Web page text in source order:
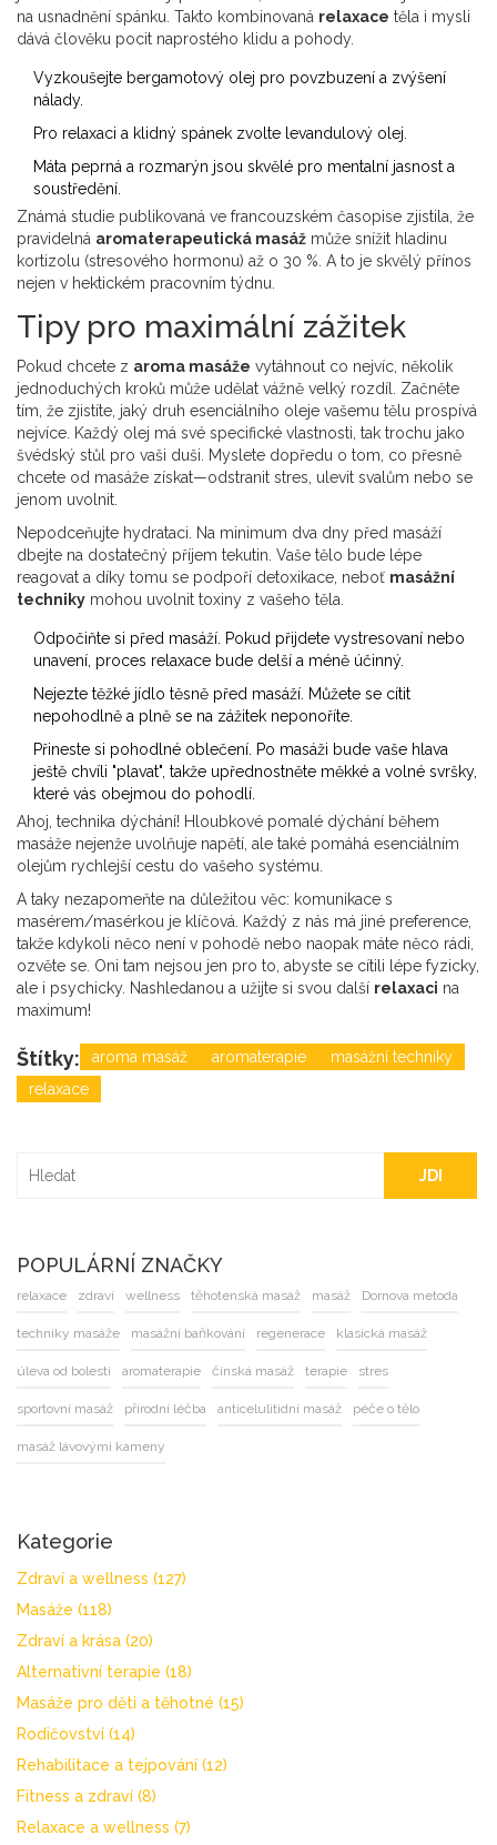
na usnadnění spánku. Takto kombinovaná relaxace těla i mysli
dává člověku pocit naprostého klidu a pohody.
Vyzkoušejte bergamotový olej pro povzbuzení a zvýšení
nálady.
Pro relaxaci a klidný spánek zvolte levandulový olej.
Máta peprná a rozmarýn jsou skvělé pro mentalní jasnost a
soustředění.
Známá studie publikovaná ve francouzském časopise zjistila, že
pravidelná aromaterapeutická masáž může snížit hladinu
kortizolu (stresového hormonu) až o 30 %. A to je skvělý přínos
nejen v hektickém pracovním týdnu.
Tipy pro maximální zážitek
Pokud chcete z aroma masáže vytáhnout co nejvíc, několik
jednoduchých kroků může udělat vážně velký rozdíl. Začněte
tím, že zjistíte, jaký druh esenciálního oleje vašemu tělu prospívá
nejvíce. Každý olej má své specifické vlastnosti, tak trochu jako
švédský stůl pro vaši duši. Myslete dopředu o tom, co přesně
chcete od masáže získat—odstranit stres, ulevit svalům nebo se
jenom uvolnit.
Nepodceňujte hydrataci. Na minimum dva dny před masáží
dbejte na dostatečný příjem tekutin. Vaše tělo bude lépe
reagovat a díky tomu se podpoří detoxikace, neboť masážní
techniky mohou uvolnit toxiny z vašeho těla.
Odpočiňte si před masáží. Pokud přijdete vystresovaní nebo
unavení, proces relaxace bude delší a méně účinný.
Nejezte těžké jídlo těsně před masáží. Můžete se cítit
nepohodlně a plně se na zážitek neponoříte.
Přineste si pohodlné oblečení. Po masáži bude vaše hlava
ještě chvíli "plavat", takže upřednostněte měkké a volné svršky,
které vás obejmou do pohodlí.
Ahoj, technika dýchání! Hloubkové pomalé dýchání během
masáže nejenže uvolňuje napětí, ale také pomáhá esenciálním
olejům rychlejší cestu do vašeho systému.
A taky nezapomeňte na důležitou věc: komunikace s
masérem/masérkou je klíčová. Každý z nás má jiné preference,
takže kdykoli něco není v pohodě nebo naopak máte něco rádi,
ozvěte se. Oni tam nejsou jen pro to, abyste se cítili lépe fyzicky,
ale i psychicky. Nashledanou a užijte si svou další relaxaci na
maximum!
Štítky: aroma masáž aromaterapie
masážní techniky
relaxace
JDI
POPULÁRNÍ ZNAČKY
relaxace zdraví wellness těhotenská masáž masáž Dornova metoda
techniky masáže masážní baňkování regenerace klasická masáž
úleva od bolesti aromaterapie čínská masáž terapie stres
sportovní masáž přírodní léčba anticelulitidní masáž péče o tělo
masáž lávovými kameny
Kategorie
Zdraví a wellness (127)
Masáže (118)
Zdraví a krása (20)
Alternativní terapie (18)
Masáže pro děti a těhotné (15)
Rodičovství (14)
Rehabilitace a tejpování (12)
Fitness a zdraví (8)
Relaxace a wellness (7)